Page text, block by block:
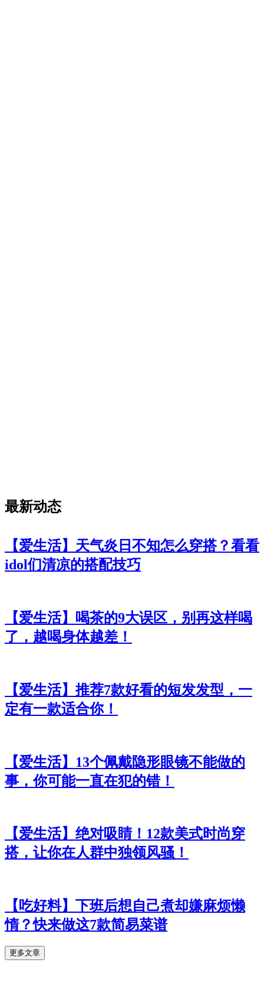
最新动态
【爱生活】天气炎日不知怎么穿搭？看看
idol们清凉的搭配技巧
【爱生活】喝茶的9大误区，别再这样喝
了，越喝身体越差！
【爱生活】推荐7款好看的短发发型，一
定有一款适合你！
【爱生活】13个佩戴隐形眼镜不能做的
事，你可能一直在犯的错！
【爱生活】绝对吸睛！12款美式时尚穿
搭，让你在人群中独领风骚！
【吃好料】下班后想自己煮却嫌麻烦懒
惰？快来做这7款简易菜谱
更多文章